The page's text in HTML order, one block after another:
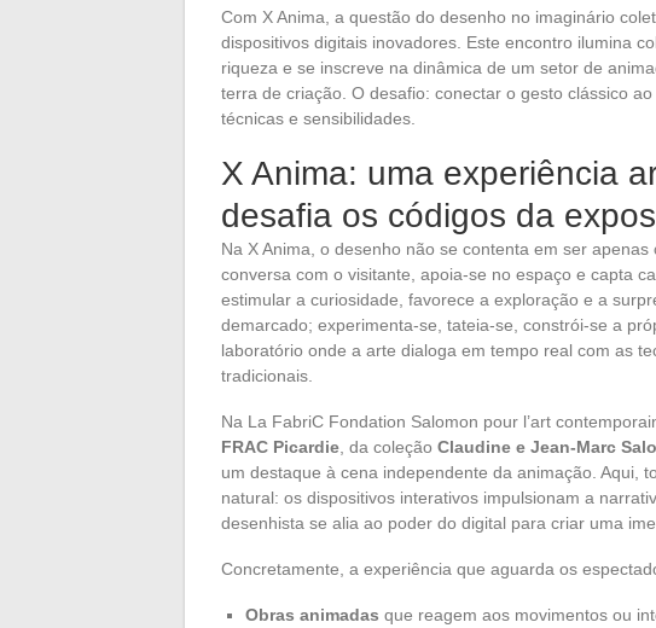
Com X Anima, a questão do desenho no imaginário
dispositivos digitais inovadores. Este encontro ilumina
riqueza e se inscreve na dinâmica de um setor de
terra de criação. O desafio: conectar o gesto clássico
técnicas e sensibilidades.
X Anima: uma experiência
desafia os códigos da
Na X Anima, o desenho não se contenta em ser
conversa com o visitante, apoia-se no espaço e capta
estimular a curiosidade, favorece a exploração e a
demarcado; experimenta-se, tateia-se, constrói-se a
laboratório onde a arte dialoga em tempo real com as
tradicionais.
Na La FabriC Fondation Salomon pour l’art
FRAC Picardie , da coleção Claudine e Jean-Marc
um destaque à cena independente da animação. Aqui,
natural: os dispositivos interativos impulsionam a
desenhista se alia ao poder do digital para criar uma
Concretamente, a experiência que aguarda os
Obras animadas que reagem aos movimentos ou